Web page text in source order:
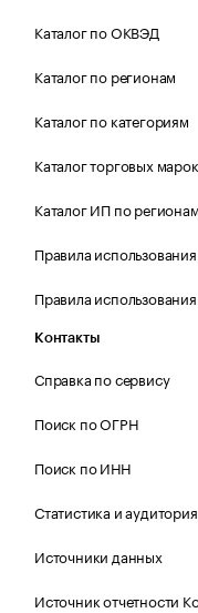
Каталог по ОКВЭД
Каталог по регионам
Каталог по категориям
Каталог торговых марок
Каталог ИП по регионам
Правила
Правила
Контакты
Справка по сервису
Поиск по ОГРН
Поиск по ИНН
Статистика и аудитория
Источники данных
Источник отчетности